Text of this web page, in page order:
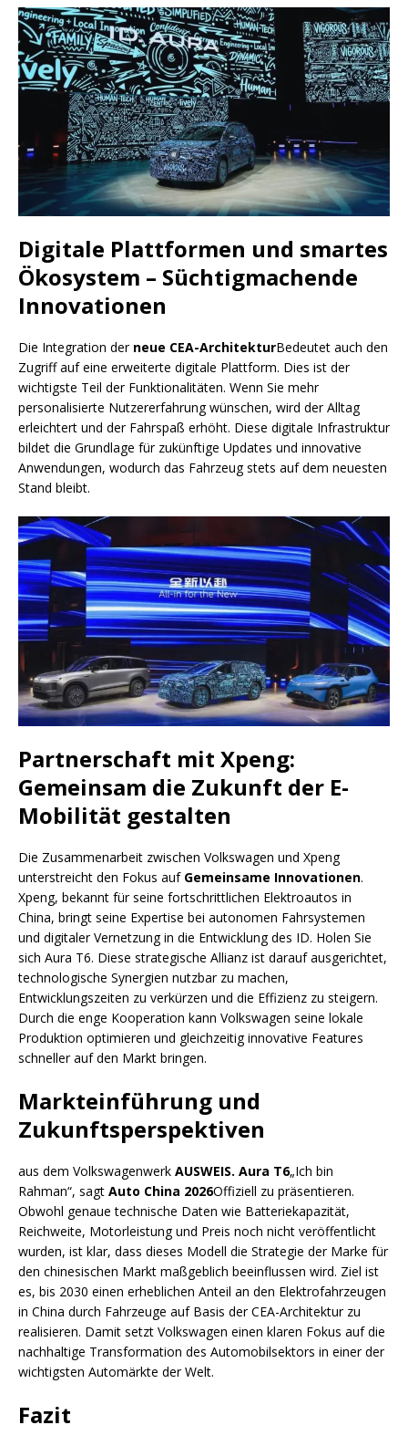
Digitale Plattformen und smartes
Ökosystem – Süchtigmachende
Innovationen
Die Integration der neue CEA-ArchitekturBedeutet auch den
Zugriff auf eine erweiterte digitale Plattform. Dies ist der
wichtigste Teil der Funktionalitäten. Wenn Sie mehr
personalisierte Nutzererfahrung wünschen, wird der Alltag
erleichtert und der Fahrspaß erhöht. Diese digitale Infrastruktur
bildet die Grundlage für zukünftige Updates und innovative
Anwendungen, wodurch das Fahrzeug stets auf dem neuesten
Stand bleibt.
Partnerschaft mit Xpeng:
Gemeinsam die Zukunft der E-
Mobilität gestalten
Die Zusammenarbeit zwischen Volkswagen und Xpeng
unterstreicht den Fokus auf Gemeinsame Innovationen.
Xpeng, bekannt für seine fortschrittlichen Elektroautos in
China, bringt seine Expertise bei autonomen Fahrsystemen
und digitaler Vernetzung in die Entwicklung des ID. Holen Sie
sich Aura T6. Diese strategische Allianz ist darauf ausgerichtet,
technologische Synergien nutzbar zu machen,
Entwicklungszeiten zu verkürzen und die Effizienz zu steigern.
Durch die enge Kooperation kann Volkswagen seine lokale
Produktion optimieren und gleichzeitig innovative Features
schneller auf den Markt bringen.
Markteinführung und
Zukunftsperspektiven
aus dem Volkswagenwerk AUSWEIS. Aura T6„Ich bin
Rahman“, sagt Auto China 2026Offiziell zu präsentieren.
Obwohl genaue technische Daten wie Batteriekapazität,
Reichweite, Motorleistung und Preis noch nicht veröffentlicht
wurden, ist klar, dass dieses Modell die Strategie der Marke für
den chinesischen Markt maßgeblich beeinflussen wird. Ziel ist
es, bis 2030 einen erheblichen Anteil an den Elektrofahrzeugen
in China durch Fahrzeuge auf Basis der CEA-Architektur zu
realisieren. Damit setzt Volkswagen einen klaren Fokus auf die
nachhaltige Transformation des Automobilsektors in einer der
wichtigsten Automärkte der Welt.
Fazit